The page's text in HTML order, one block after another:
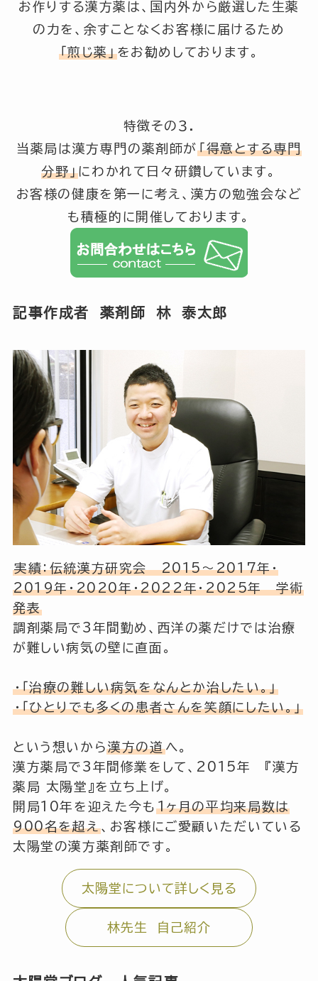
お作りする漢方薬は、国内外から厳選した生薬
の力を、余すことなくお客様に届けるため
「煎じ薬」をお勧めしております。
特徴その３.
当薬局は漢方専門の薬剤師が「得意とする専門
分野」にわかれて日々研鑽しています。
お客様の健康を第一に考え、漢方の勉強会など
も積極的に開催しております。
記事作成者 薬剤師 林 泰太郎
実績：伝統漢方研究会 2015～2017年・
2019年・2020年・2022年・2025年 学術
発表
調剤薬局で3年間勤め、西洋の薬だけでは治療
が難しい病気の壁に直面。
・「治療の難しい病気をなんとか治したい。」
・「ひとりでも多くの患者さんを笑顔にしたい。」
という想いから漢方の道へ。
漢方薬局で3年間修業をして、2015年 『漢方
薬局 太陽堂』を立ち上げ。
開局10年を迎えた今も 1ヶ月の平均来局数は
900名を超え、お客様にご愛顧いただいている
太陽堂の漢方薬剤師です。
太陽堂について詳しく見る
林先生 自己紹介